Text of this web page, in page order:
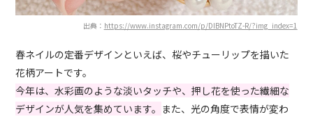
出典： https://www.instagram.com/p/DIBNPtoTZ-R/?img_index=1
春ネイルの定番デザインといえば、桜やチューリップを描いた
花柄アートです。
今年は、水彩画のような淡いタッチや、押し花を使った繊細な
デザインが人気を集めています。 また、光の角度で表情が変わ